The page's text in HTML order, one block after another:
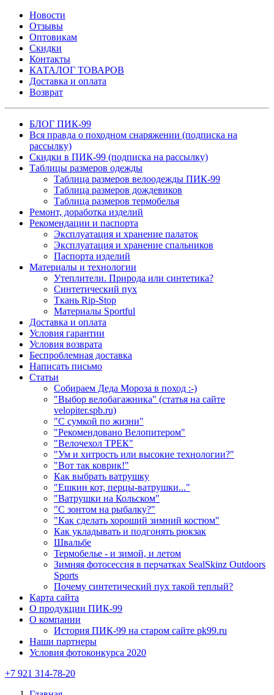
Новости
Отзывы
Оптовикам
Скидки
Контакты
КАТАЛОГ ТОВАРОВ
Доставка и оплата
Возврат
БЛОГ ПИК-99
Вся правда о походном снаряжении (подписка на
рассылку)
Скидки в ПИК-99 (подписка на рассылку)
Таблицы размеров одежды
Таблица размеров велоодежды ПИК-99
Таблица размеров дождевиков
Таблица размеров термобелья
Ремонт, доработка изделий
Рекомендации и паспорта
Эксплуатация и хранение палаток
Эксплуатация и хранение спальников
Паспорта изделий
Материалы и технологии
Утеплители. Природа или синтетика?
Синтетический пух
Ткань Rip-Stop
Материалы Sportful
Доставка и оплата
Условия гарантии
Условия возврата
Беспроблемная доставка
Написать письмо
Статьи
Собираем Деда Мороза в поход :-)
"Выбор велобагажника" (статья на сайте
velopiter.spb.ru)
"С сумкой по жизни"
"Рекомендовано Велопитером"
"Велочехол ТРЕК"
"Ум и хитрость или высокие технологии?"
"Вот так коврик!"
Как выбрать ватрушку
"Ешкин кот, перцы-ватрушки..."
"Ватрушки на Кольском"
"С зонтом на рыбалку?"
"Как сделать хороший зимний костюм"
Как укладывать и подгонять рюкзак
Швальбе
Термобелье - и зимой, и летом
Зимняя фотосессия в перчатках SealSkinz Outdoors
Sports
Почему синтетический пух такой теплый?
Карта сайта
О продукции ПИК-99
О компании
История ПИК-99 на старом сайте pk99.ru
Наши партнеры
Условия фотоконкурса 2020
+7 921 314-78-20